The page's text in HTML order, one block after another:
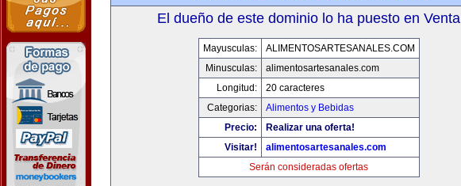
El dueño de este dominio lo ha puesto en Venta
Mayusculas:
ALIMENTOSARTESANALES.COM
Minusculas:
alimentosartesanales.com
Longitud:
20 caracteres
Categorias:
Alimentos y Bebidas
Precio:
Realizar una oferta!
Visitar!
alimentosartesanales.com
Serán consideradas ofertas